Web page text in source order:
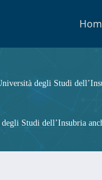
degli Studi
Studi dell’Insubria